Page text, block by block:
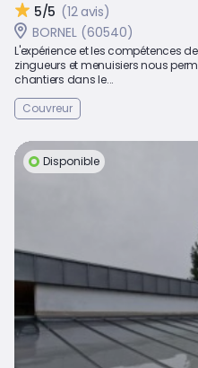
5/5 (12 avis)
BORNEL (60540)
L'expérience et les compétences
zingueurs et menuisiers nous
chantiers dans le...
Couvreur
Disponible